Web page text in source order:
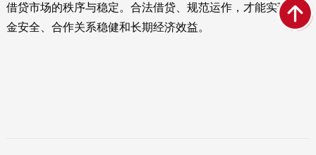
借贷市场的秩序与稳定。合法借贷、规范运作，才能实现资
金安全、合作关系稳健和长期经济效益。